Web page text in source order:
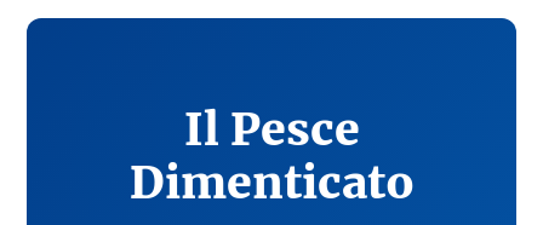
Il Pesce
Dimenticato